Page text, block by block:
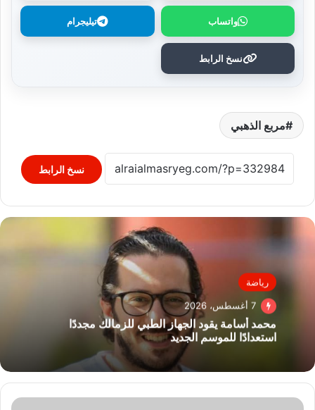
واتساب تيليجرام
نسخ الرابط
مربع الذهبي
نسخ الرابط
رياضة
7 أغسطس، 2026
محمد أسامة يقود الجهاز الطبي للزمالك مجددًا
استعدادًا للموسم الجديد
شعبة